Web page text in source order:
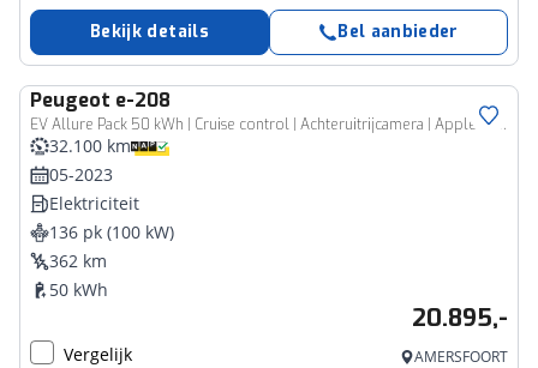
Bekijk details Bel aanbieder
Peugeot e-208
EV Allure Pack 50 kWh | Cruise control | Achteruitrijcamera | Apple Carplay/Android Auto
32.100 km
05-2023
Elektriciteit
136 pk (100 kW)
362 km
50 kWh
20.895,-
Vergelijk AMERSFOORT